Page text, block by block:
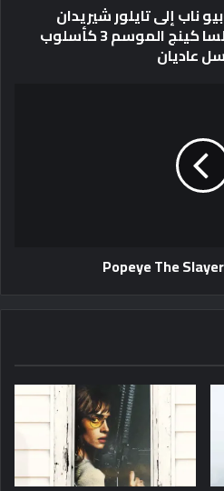
ناب إلى تايلور شيريدان
وسيلفستر ستالون تولسا كينج الموسم 3 كأسلوب
عاديان
Popeye The